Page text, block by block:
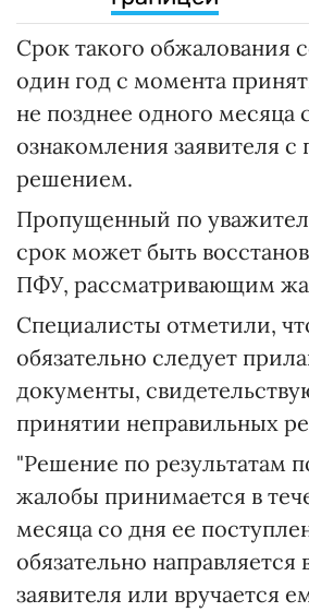
Срок такого обжалования
один год с момента
не позднее одного месяца
ознакомления заявителя
решением.
Пропущенный по
срок может быть
ПФУ, рассматривающим
Специалисты отметили,
обязательно следует
документы,
принятии неправильных
"Решение по результатам
жалобы принимается в
месяца со дня ее
обязательно направляется
заявителя или вручается